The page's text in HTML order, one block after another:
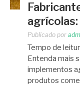
Publicado por
Tempo de
Entenda mais
implementos
produtos